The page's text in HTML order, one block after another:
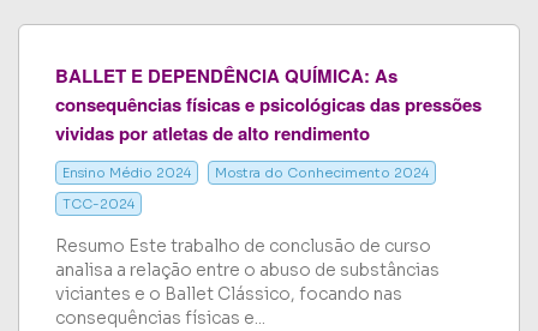
BALLET E DEPENDÊNCIA QUÍMICA: As
consequências físicas e psicológicas das pressões
vividas por atletas de alto rendimento
Ensino Médio 2024
Mostra do Conhecimento 2024
TCC-2024
Resumo Este trabalho de conclusão de curso
analisa a relação entre o abuso de substâncias
viciantes e o Ballet Clássico, focando nas
consequências físicas e...